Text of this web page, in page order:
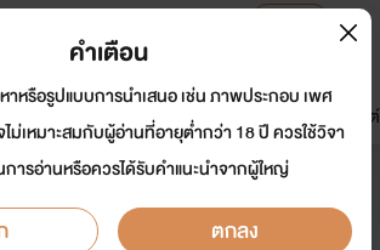
ย อีบุ๊ก การ์ตูน
มาใหม่
ดรีมแชท ธัญลิสต์
| เมื่อศิษย์กลายเป็นครู [อ่าน
คำเตือน
าหรือรูปแบบการนำเสนอ เช่น ภาพประกอบ เพศ
ม่เหมาะสมกับผู้อ่านที่อายุต่ำกว่า 18 ปี ควรใช้วิจา
ารอ่านหรือควรได้รับคำแนะนำจากผู้ใหญ่
ตกลง